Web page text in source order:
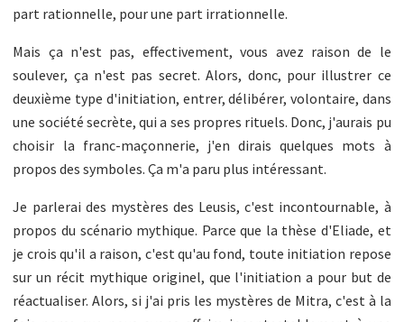
part rationnelle, pour une part irrationnelle.
Mais ça n'est pas, effectivement, vous avez raison de le
soulever, ça n'est pas secret. Alors, donc, pour illustrer ce
deuxième type d'initiation, entrer, délibérer, volontaire, dans
une société secrète, qui a ses propres rituels. Donc, j'aurais pu
choisir la franc-maçonnerie, j'en dirais quelques mots à
propos des symboles. Ça m'a paru plus intéressant.
Je parlerai des mystères des Leusis, c'est incontournable, à
propos du scénario mythique. Parce que la thèse d'Eliade, et
je crois qu'il a raison, c'est qu'au fond, toute initiation repose
sur un récit mythique originel, que l'initiation a pour but de
réactualiser. Alors, si j'ai pris les mystères de Mitra, c'est à la